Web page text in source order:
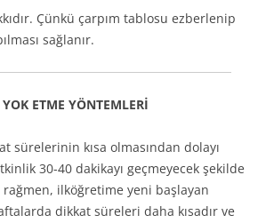
Çünkü çarpım tablosu ezberlenip
sağlanır.
ETME YÖNTEMLERİ
sürelerinin kısa olmasından dolayı
30-40 dakikayı geçmeyecek şekilde
ilköğretime yeni başlayan
dikkat süreleri daha kısadır ve